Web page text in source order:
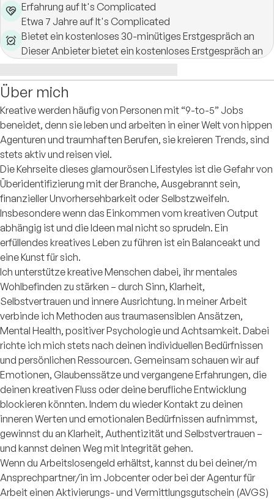
Erfahrung auf It's Complicated
Etwa 7 Jahre auf It's Complicated
Bietet ein kostenloses 30-minütiges Erstgespräch an
Dieser Anbieter bietet ein kostenloses Erstgespräch an
Über mich
Kreative werden häufig von Personen mit “9-to-5” Jobs
beneidet, denn sie leben und arbeiten in einer Welt von hippen
Agenturen und traumhaften Berufen, sie kreieren Trends, sind
stets aktiv und reisen viel.
Die Kehrseite dieses glamourösen Lifestyles ist die Gefahr von
Überidentifizierung mit der Branche, Ausgebrannt sein,
finanzieller Unvorhersehbarkeit oder Selbstzweifeln.
Insbesondere wenn das Einkommen vom kreativen Output
abhängig ist und die Ideen mal nicht so sprudeln. Ein
erfüllendes kreatives Leben zu führen ist ein Balanceakt und
eine Kunst für sich.
Ich unterstütze kreative Menschen dabei, ihr mentales
Wohlbefinden zu stärken – durch Sinn, Klarheit,
Selbstvertrauen und innere Ausrichtung. In meiner Arbeit
verbinde ich Methoden aus traumasensiblen Ansätzen,
Mental Health, positiver Psychologie und Achtsamkeit. Dabei
richte ich mich stets nach deinen individuellen Bedürfnissen
und persönlichen Ressourcen. Gemeinsam schauen wir auf
Emotionen, Glaubenssätze und vergangene Erfahrungen, die
deinen kreativen Fluss oder deine berufliche Entwicklung
blockieren könnten. Indem du wieder Kontakt zu deinen
inneren Werten und emotionalen Bedürfnissen aufnimmst,
gewinnst du an Klarheit, Authentizität und Selbstvertrauen –
und kannst deinen Weg mit Integrität gehen.
Wenn du Arbeitslosengeld erhältst, kannst du bei deiner/m
Ansprechpartner/in im Jobcenter oder bei der Agentur für
Arbeit einen Aktivierungs- und Vermittlungsgutschein (AVGS)